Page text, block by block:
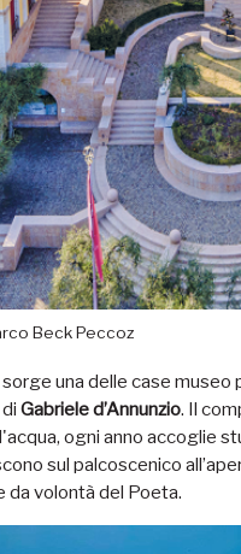
Beck Peccoz
una delle case museo
Gabriele d’Annunzio. Il
ogni anno accoglie
sul palcoscenico
da volontà del Poeta.